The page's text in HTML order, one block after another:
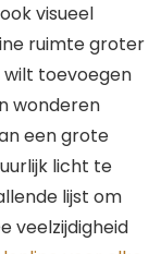
visueel
ruimte groter
wilt toevoegen
wonderen
een grote
licht te
lijst om
veelzijdigheid